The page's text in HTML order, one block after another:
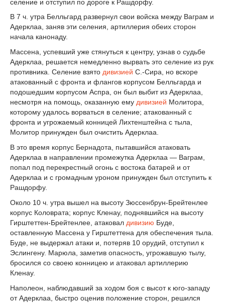
селение и отступил по дороге к Рашдорфу.
В 7 ч. утра Белльгард развернул свои войска между Ваграм и
Адерклаа, заняв эти селения, артиллерия обеих сторон
начала канонаду.
Массена, успевший уже стянуться к центру, узнав о судьбе
Адерклаа, решается немедленно вырвать это селение из рук
противника. Селение взято дивизией С.-Сира, но вскоре
атакованный с фронта и флангов корпусом Белльгарда и
подошедшим корпусом Аспра, он был выбит из Адерклаа,
несмотря на помощь, оказанную ему дивизией Молитора,
которому удалось ворваться в селение; атакованный с
фронта и угрожаемый конницей Лихтенштейна с тыла,
Молитор принужден был очистить Адерклаа.
В это время корпус Бернадота, пытавшийся атаковать
Адерклаа в направлении промежутка Адерклаа — Ваграм,
попал под перекрестный огонь с востока батарей и от
Адерклаа и с громадным уроном принужден был отступить к
Рашдорфу.
Около 10 ч. утра вышел на высоту Зюссенбрун-Брейтенлее
корпус Коловрата; корпус Кленау, поднявшийся на высоту
Гирштеттен-Брейтенлее, атаковал дивизию Буде,
оставленную Массена у Гирштеттена для обеспечения тыла.
Буде, не выдержал атаки и, потеряв 10 орудий, отступил к
Эслингену. Марюла, заметив опасность, угрожавшую тылу,
бросился со своею конницею и атаковал артиллерию
Кленау.
Наполеон, наблюдавший за ходом боя с высот к юго-западу
от Адерклаа, быстро оценив положение сторон, решился